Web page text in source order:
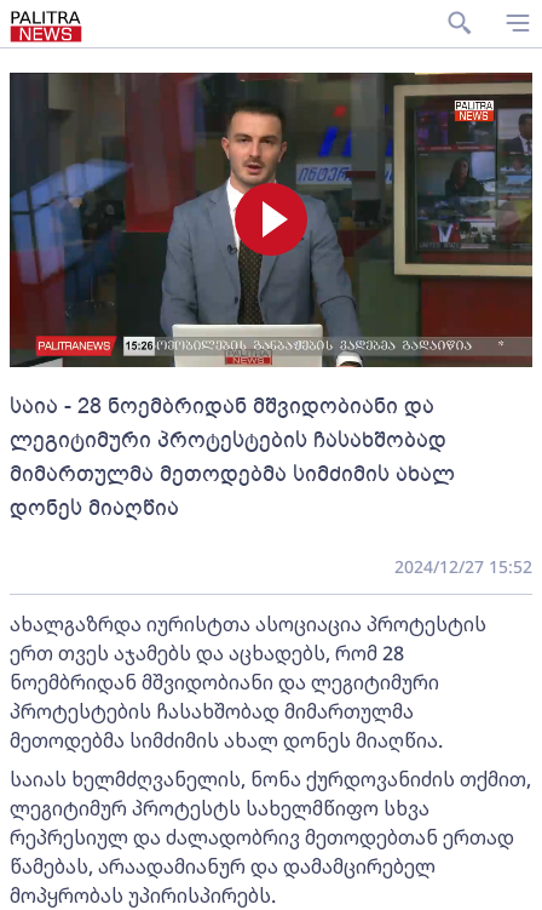
საია - 28 ნოემბრიდან მშვიდობიანი და
ლეგიტიმური პროტესტების ჩასახშობად
მიმართულმა მეთოდებმა სიმძიმის ახალ
დონეს მიაღწია
2024/12/27 15:52
ახალგაზრდა იურისტთა ასოციაცია პროტესტის
ერთ თვეს აჯამებს და აცხადებს, რომ 28
ნოემბრიდან მშვიდობიანი და ლეგიტიმური
პროტესტების ჩასახშობად მიმართულმა
მეთოდებმა სიმძიმის ახალ დონეს მიაღწია.
საიას ხელმძღვანელის, ნონა ქურდოვანიძის თქმით,
ლეგიტიმურ პროტესტს სახელმწიფო სხვა
რეპრესიულ და ძალადობრივ მეთოდებთან ერთად
წამებას, არაადამიანურ და დამამცირებელ
მოპყრობას უპირისპირებს.